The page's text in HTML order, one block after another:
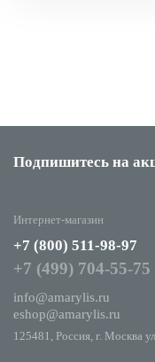
Подпишитесь на
Интернет-магазин
+7 (800) 511-98-97
+7 (499) 704-55-75
info@amarylis.ru
eshop@amarylis.ru
125481, Россия, г. Москва